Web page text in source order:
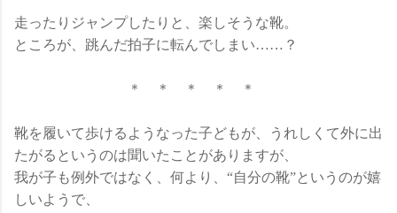
走ったりジャンプしたりと、楽しそうな靴。
ところが、跳んだ拍子に転んでしまい……？
＊ ＊ ＊ ＊ ＊
靴を履いて歩けるようなった子どもが、うれしくて外に出
たがるというのは聞いたことがありますが、
我が子も例外ではなく、何より、“自分の靴”というのが嬉
しいようで、